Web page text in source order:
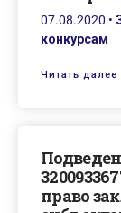
07.08.2020 •
конкурсам
Читать далее
право